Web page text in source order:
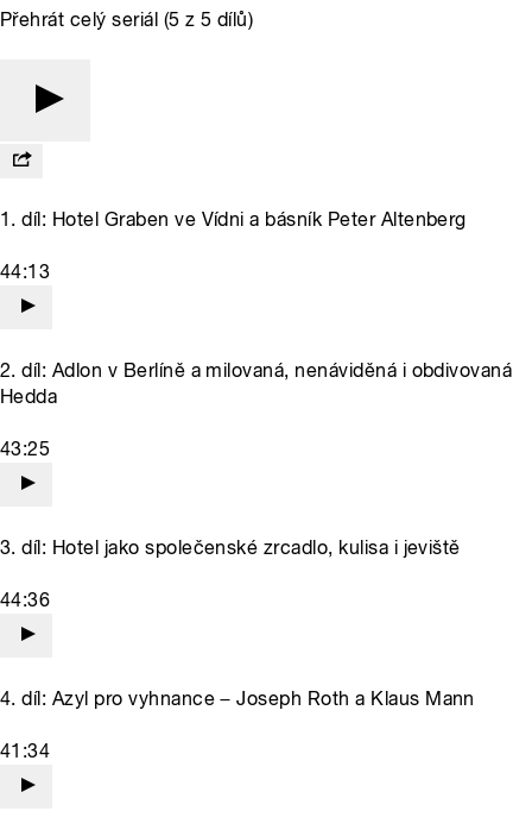
Přehrát celý seriál (5 z 5 dílů)
1. díl: Hotel Graben ve Vídni a básník Peter Altenberg
44:13
2. díl: Adlon v Berlíně a milovaná, nenáviděná i obdivovaná
Hedda
43:25
3. díl: Hotel jako společenské zrcadlo, kulisa i jeviště
44:36
4. díl: Azyl pro vyhnance − Joseph Roth a Klaus Mann
41:34